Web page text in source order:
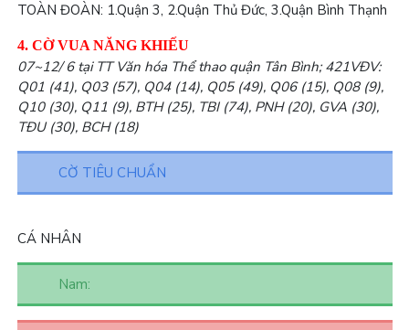
TOÀN ĐOÀN: 1.Quận 3, 2.Quận Thủ Đức, 3.Quận Bình Thạnh
4. CỜ VUA NĂNG KHIẾU
07~12/ 6 tại TT Văn hóa Thể thao quận Tân Bình; 421VĐV:
Q01 (41), Q03 (57), Q04 (14), Q05 (49), Q06 (15), Q08 (9),
Q10 (30), Q11 (9), BTH (25), TBI (74), PNH (20), GVA (30),
TĐU (30), BCH (18)
CỜ TIÊU CHUẨN
CÁ NHÂN
Nam: